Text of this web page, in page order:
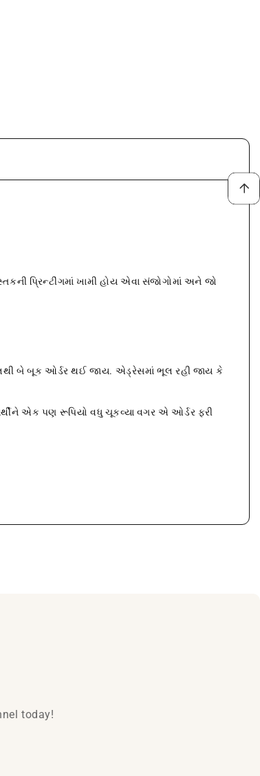
પ્રિન્ટીંગમાં ખામી હોય એવા સંજોગોમાં અને જો
બે બૂક ઓર્ડર થઈ જાય. એડ્રેસમાં ભૂલ રહી જાય કે
એક પણ રૂપિયો વધુ ચૂકવ્યા વગર એ ઓર્ડર ફરી
today!